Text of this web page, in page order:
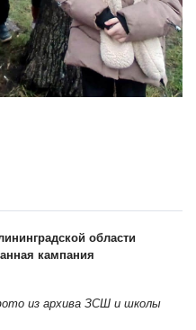
области
кампания
из архива ЗСШ и школы